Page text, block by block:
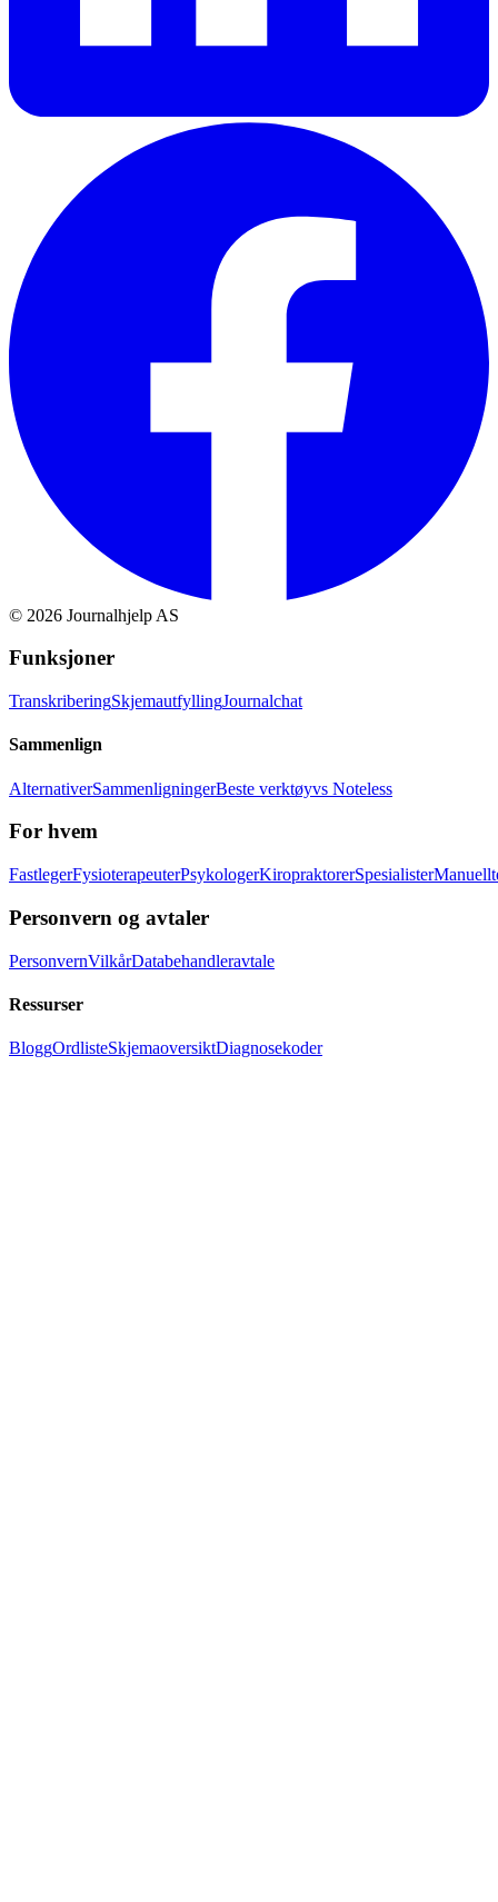
© 2026 Journalhjelp AS
Funksjoner
TranskriberingSkjemautfyllingJournalchat
Sammenlign
AlternativerSammenligningerBeste verktøyvs Noteless
For hvem
FastlegerFysioterapeuterPsykologerKiropraktorerSpesialister
Personvern og avtaler
PersonvernVilkårDatabehandleravtale
Ressurser
BloggOrdlisteSkjemaoversiktDiagnosekoder